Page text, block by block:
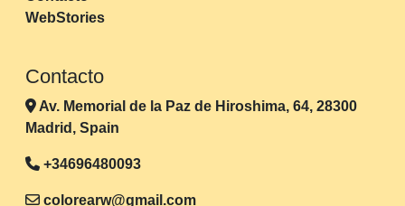
WebStories
Contacto
Av. Memorial de la Paz de Hiroshima, 64, 28300
Madrid, Spain
+34696480093
colorearw@gmail.com